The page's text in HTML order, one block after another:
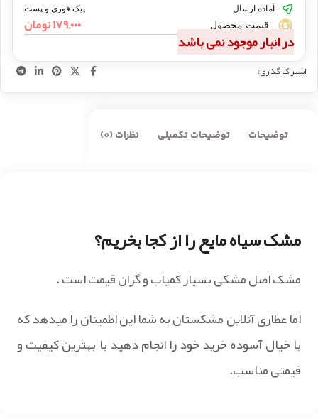
آماده ارسال پیک فوری و پست
قیمت محصول ۱۷۹,۰۰۰تومان
در انبار موجود نمی باشد
اشتراک گذاری:
توضیحات توضیحات تکمیلی نظرات (0)
مشک سیاه مایع را از کجا بخریم؟
مشک اصل مشکی بسیار کمیاب و گران قیمت است .
اما عطاری آنلاین مشکستان به شما این اطمینان را میدهد که
با خیال آسوده خرید خود را انجام دهید با بهترین کیفیت و
قیمتی مناسب.